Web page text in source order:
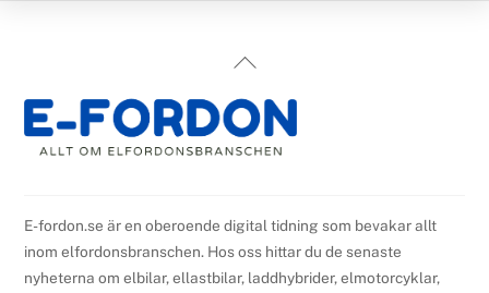
Back
Top
E-fordon.se är en oberoende digital tidning som bevakar allt
inom elfordonsbranschen. Hos oss hittar du de senaste
nyheterna om elbilar, ellastbilar, laddhybrider, elmotorcyklar,